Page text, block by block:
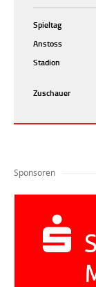
Spieltag
Anstoss
Stadion
Zuschauer
Sponsoren